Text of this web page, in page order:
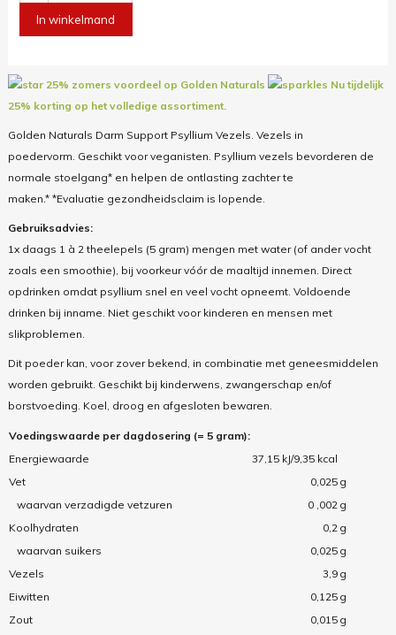
In winkelmand
25% zomers voordeel op Golden Naturals
Nu tijdelijk
25% korting op het volledige assortiment.
Golden Naturals Darm Support Psyllium Vezels. Vezels in
poedervorm. Geschikt voor veganisten. Psyllium vezels bevorderen de
normale stoelgang* en helpen de ontlasting zachter te
maken.* *Evaluatie gezondheidsclaim is lopende.
Gebruiksadvies:
1x daags 1 à 2 theelepels (5 gram) mengen met water (of ander vocht
zoals een smoothie), bij voorkeur vóór de maaltijd innemen. Direct
opdrinken omdat psyllium snel en veel vocht opneemt. Voldoende
drinken bij inname. Niet geschikt voor kinderen en mensen met
slikproblemen.
Dit poeder kan, voor zover bekend, in combinatie met geneesmiddelen
worden gebruikt. Geschikt bij kinderwens, zwangerschap en/of
borstvoeding. Koel, droog en afgesloten bewaren.
Voedingswaarde per dagdosering (= 5 gram):
Energiewaarde
37,15 kJ/9,35 kcal
Vet
0,025 g
waarvan verzadigde vetzuren
0 ,002 g
Koolhydraten
0,2 g
waarvan suikers
0,025 g
Vezels
3,9 g
Eiwitten
0,125 g
Zout
0,015 g